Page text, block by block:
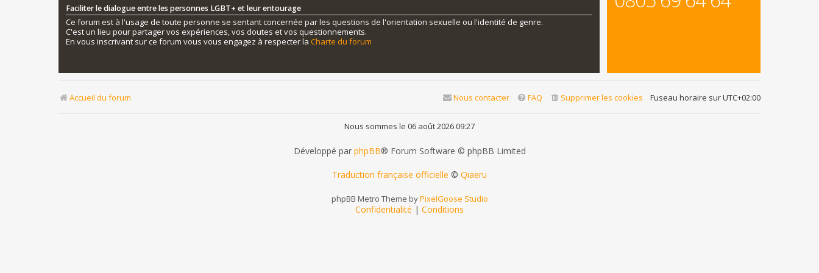
Faciliter le dialogue entre les personnes LGBT+ et leur entourage
Ce forum est à l'usage de toute personne se sentant concernée par les questions de l'orientation sexuelle ou l'identité de genre.
C'est un lieu pour partager vos expériences, vos doutes et vos questionnements.
En vous inscrivant sur ce forum vous vous engagez à respecter la Charte du forum
Accueil du forum Fuseau horaire surUTC+02:00
Supprimer les cookies
FAQ
Nous contacter
Nous sommes le 06 août 2026 09:27
Développé par phpBB® Forum Software © phpBB Limited
Traduction française officielle © Qiaeru
phpBB Metro Theme byPixelGoose Studio
Confidentialité | Conditions